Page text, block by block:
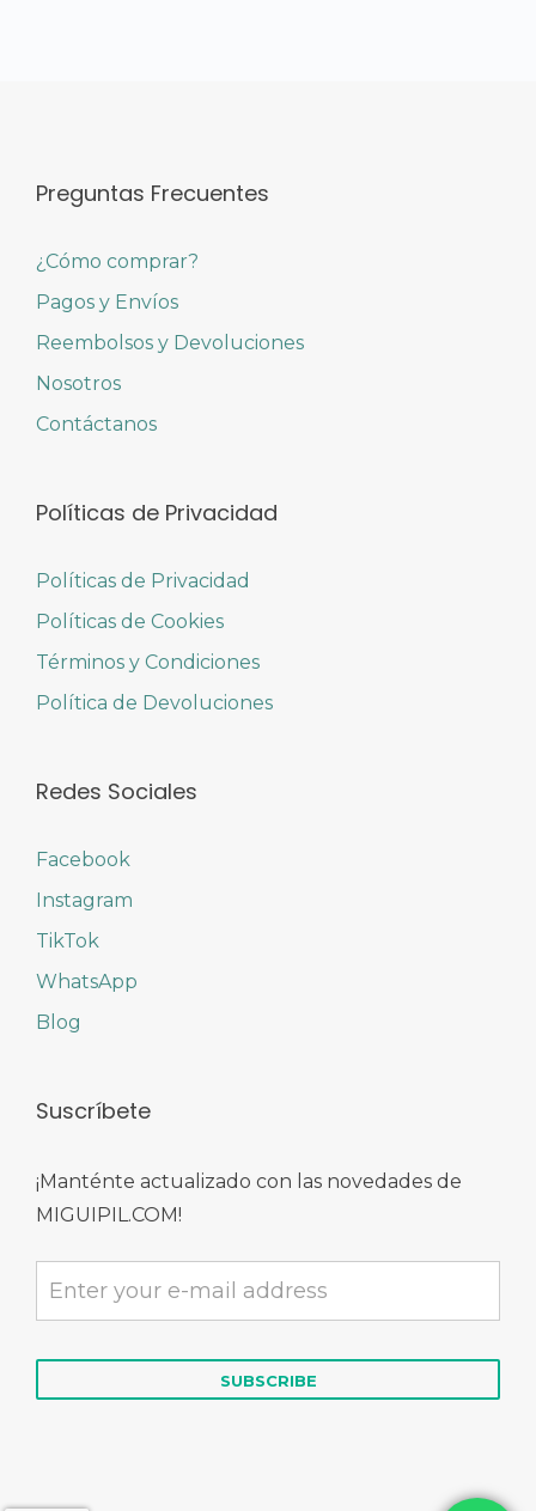
Preguntas Frecuentes
¿Cómo comprar?
Pagos y Envíos
Reembolsos y Devoluciones
Nosotros
Contáctanos
Políticas de Privacidad
Políticas de Privacidad
Políticas de Cookies
Términos y Condiciones
Política de Devoluciones
Redes Sociales
Facebook
Instagram
TikTok
WhatsApp
Blog
Suscríbete
¡Manténte actualizado con las novedades de
MIGUIPIL.COM!